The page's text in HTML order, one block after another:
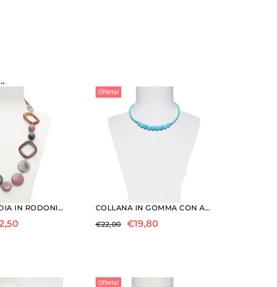
COLLANA MEDIA IN RODONITE, QUARZO GRIGIO ED OCCHIO DI GATTO, CON FORME IN CORNO
Offerta!
COLLANA IN GOMMA CON AULITE TURCHESE
€22,00 €19,80
Offerta!